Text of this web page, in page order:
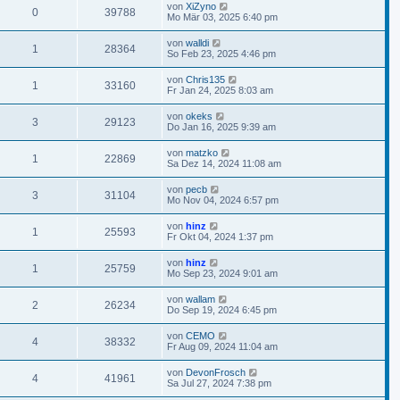
0 39788 von XiZyno
Mo Mär 03, 2025 6:40 pm
1 28364 von walldi
So Feb 23, 2025 4:46 pm
1 33160 von Chris135
Fr Jan 24, 2025 8:03 am
3 29123 von okeks
Do Jan 16, 2025 9:39 am
1 22869 von matzko
Sa Dez 14, 2024 11:08 am
3 31104 von pecb
Mo Nov 04, 2024 6:57 pm
1 25593 von hinz
Fr Okt 04, 2024 1:37 pm
1 25759 von hinz
Mo Sep 23, 2024 9:01 am
2 26234 von wallam
Do Sep 19, 2024 6:45 pm
4 38332 von CEMO
Fr Aug 09, 2024 11:04 am
4 41961 von DevonFrosch
Sa Jul 27, 2024 7:38 pm